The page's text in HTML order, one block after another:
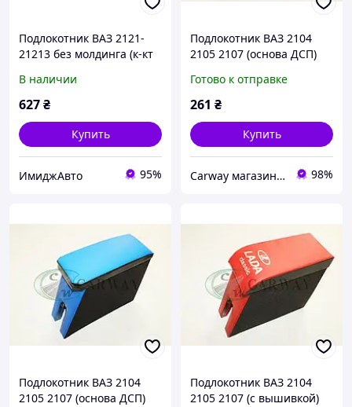
Подлокотник ВАЗ 2121-
21213 без молдинга (к-кт
В наличии
627₴
Купить
ИмиджАвто 95%
Подлокотник ВАЗ 2104
2105 2107 (основа ДСП)
Готово к отправке
261 ₴
Купить
Сarway магазин автозапчастей 98%
Подлокотник ВАЗ 2104
2105 2107 (основа ДСП)
Подлокотник ВАЗ 2104
2105 2107 (с вышивкой)